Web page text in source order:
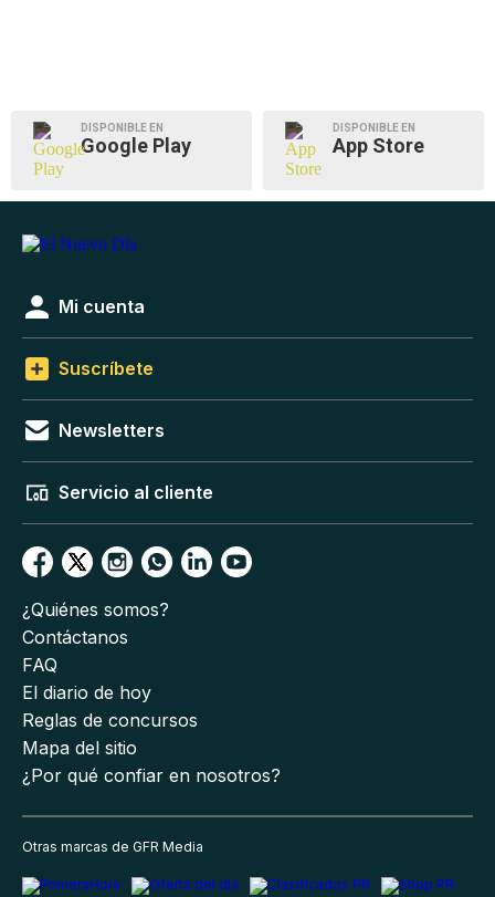
DISPONIBLE EN
Google Play
DISPONIBLE EN
App Store
Mi cuenta
Suscríbete
Newsletters
Servicio al cliente
¿Quiénes somos?
Contáctanos
FAQ
El diario de hoy
Reglas de concursos
Mapa del sitio
¿Por qué confiar en nosotros?
Otras marcas de GFR Media